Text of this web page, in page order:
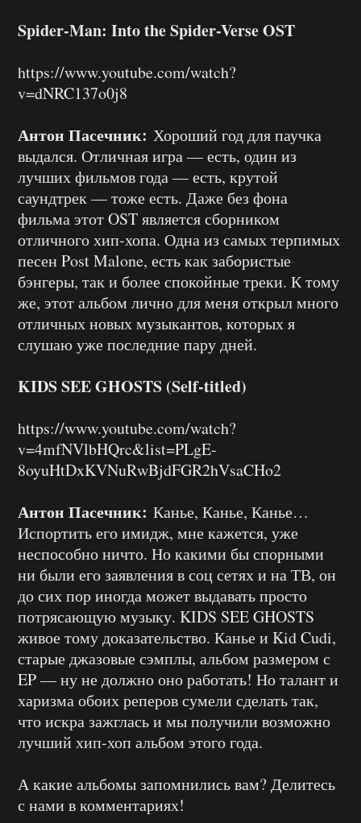
Spider-Man: Into the Spider-Verse OST
https://www.youtube.com/watch?
v=dNRC137o0j8
Антон Пасечник: Хороший год для паучка
выдался. Отличная игра — есть, один из
лучших фильмов года — есть, крутой
саундтрек — тоже есть. Даже без фона
фильма этот OST является сборником
отличного хип-хопа. Одна из самых терпимых
песен Post Malone, есть как забористые
бэнгеры, так и более спокойные треки. К тому
же, этот альбом лично для меня открыл много
отличных новых музыкантов, которых я
слушаю уже последние пару дней.
KIDS SEE GHOSTS (Self-titled)
https://www.youtube.com/watch?
v=4mfNVlbHQrc&list=PLgE-
8oyuHtDxKVNuRwBjdFGR2hVsaCHo2
Антон Пасечник: Канье, Канье, Канье…
Испортить его имидж, мне кажется, уже
неспособно ничто. Но какими бы спорными
ни были его заявления в соц сетях и на ТВ, он
до сих пор иногда может выдавать просто
потрясающую музыку. KIDS SEE GHOSTS
живое тому доказательство. Канье и Kid Cudi,
старые джазовые сэмплы, альбом размером с
EP — ну не должно оно работать! Но талант и
харизма обоих реперов сумели сделать так,
что искра зажглась и мы получили возможно
лучший хип-хоп альбом этого года.
А какие альбомы запомнились вам? Делитесь
с нами в комментариях!